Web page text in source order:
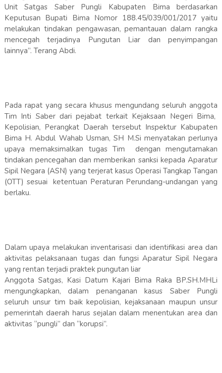
Unit Satgas Saber Pungli Kabupaten Bima berdasarkan
Keputusan Bupati Bima Nomor 188.45/039/001/2017 yaitu
melakukan tindakan pengawasan, pemantauan dalam rangka
mencegah terjadinya Pungutan Liar dan penyimpangan
lainnya”. Terang Abdi.
Pada rapat yang secara khusus mengundang seluruh anggota
Tim Inti Saber dari pejabat terkait Kejaksaan Negeri Bima,
Kepolisian, Perangkat Daerah tersebut Inspektur Kabupaten
Bima H. Abdul Wahab Usman, SH M.Si menyatakan perlunya
upaya memaksimalkan tugas Tim dengan mengutamakan
tindakan pencegahan dan memberikan sanksi kepada Aparatur
Sipil Negara (ASN) yang terjerat kasus Operasi Tangkap Tangan
(OTT) sesuai ketentuan Peraturan Perundang-undangan yang
berlaku.
Dalam upaya melakukan inventarisasi dan identifikasi area dan
aktivitas pelaksanaan tugas dan fungsi Aparatur Sipil Negara
yang rentan terjadi praktek pungutan liar
Anggota Satgas, Kasi Datum Kajari Bima Raka BP.SH.MHLi
mengungkapkan, dalam penanganan kasus Saber Pungli
seluruh unsur tim baik kepolisian, kejaksanaan maupun unsur
pemerintah daerah harus sejalan dalam menentukan area dan
aktivitas “pungli” dan “korupsi”.